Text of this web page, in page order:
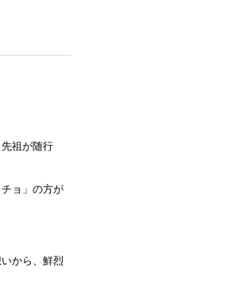
祖が随行
ョ」の方が
から、鮮烈